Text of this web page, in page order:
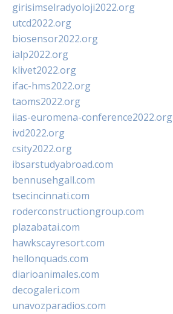
girisimselradyoloji2022.org
utcd2022.org
biosensor2022.org
ialp2022.org
klivet2022.org
ifac-hms2022.org
taoms2022.org
iias-euromena-conference2022.org
ivd2022.org
csity2022.org
ibsarstudyabroad.com
bennusehgall.com
tsecincinnati.com
roderconstructiongroup.com
plazabatai.com
hawkscayresort.com
hellonquads.com
diarioanimales.com
decogaleri.com
unavozparadios.com